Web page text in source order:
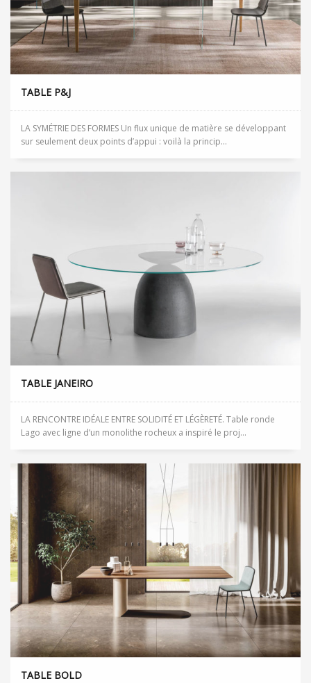
TABLE P&J
LA SYMÉTRIE DES FORMES Un flux unique de matière se développant
sur seulement deux points d’appui : voilà la princip...
TABLE JANEIRO
LA RENCONTRE IDÉALE ENTRE SOLIDITÉ ET LÉGÈRETÉ. Table ronde
Lago avec ligne d’un monolithe rocheux a inspiré le proj...
TABLE BOLD